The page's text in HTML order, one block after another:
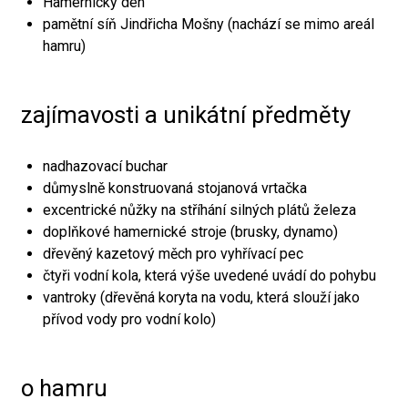
pamětní síň Jindřicha Mošny (nachází se mimo areál
hamru)
zajímavosti a unikátní předměty
nadhazovací buchar
důmyslně konstruovaná stojanová vrtačka
excentrické nůžky na stříhání silných plátů železa
doplňkové hamernické stroje (brusky, dynamo)
dřevěný kazetový měch pro vyhřívací pec
čtyři vodní kola, která výše uvedené uvádí do pohybu
vantroky (dřevěná koryta na vodu, která slouží jako
přívod vody pro vodní kolo)
o hamru